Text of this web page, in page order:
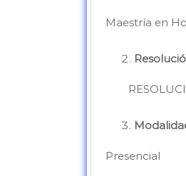
Maestría en
Presencial